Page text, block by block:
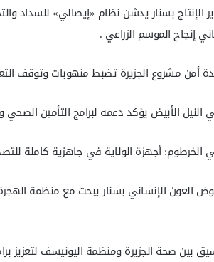
الإنتاج بسنار يدشن نظام «إيصالي» للسداد
إنجاح الموسم الزراعي .
أمن مشروع الجزيرة تضبط منهوبات وتوقف
النيل الأبيض يؤكد دعمه لبرامج التأمين
الخرطوم: أجهزة الولاية في جاهزية كاملة
العون الإنساني بسنار يبحث مع منظمة
بين صحة الجزيرة ومنظمة اليونيسف لتعزيز